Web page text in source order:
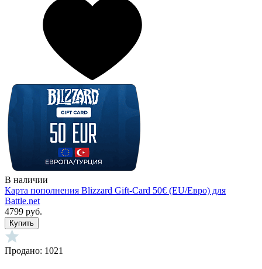
В наличии
Карта пополнения Blizzard Gift-Card 50€ (EU/Евро) для
Battle.net
4799 руб.
Купить
Продано: 1021